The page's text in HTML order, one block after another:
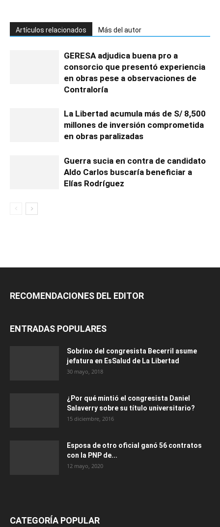
Artículos relacionados Más del autor
GERESA adjudica buena pro a
consorcio que presentó experiencia
en obras pese a observaciones de
Contraloría
La Libertad acumula más de S/ 8,500
millones de inversión comprometida
en obras paralizadas
Guerra sucia en contra de candidato
Aldo Carlos buscaría beneficiar a
Elías Rodríguez
RECOMENDACIONES DEL EDITOR
ENTRADAS POPULARES
Sobrino del congresista Becerril asume
jefatura en EsSalud de La Libertad
30 mayo, 2018
¿Por qué mintió el congresista Daniel
Salaverry sobre su título universitario?
15 diciembre, 2016
Esposa de otro oficial ganó 56 contratos
con la PNP de...
12 mayo, 2020
CATEGORÍA POPULAR